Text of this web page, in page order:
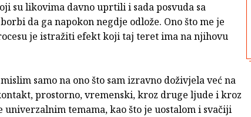
su likovima davno uprtili i sada posvuda sa
da ga napokon negdje odlože. Ono što me je
je istražiti efekt koji taj teret ima na njihovu
samo na ono što sam izravno doživjela već na
prostorno, vremenski, kroz druge ljude i kroz
temama, kao što je uostalom i svačiji